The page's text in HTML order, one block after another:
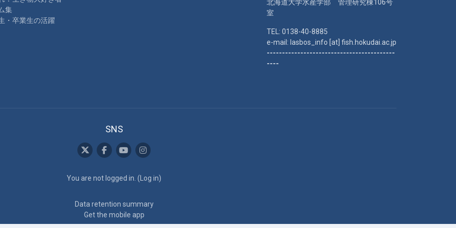
集
・卒業生の活躍
北海道大学水産学部 管理研究棟106号
室
TEL: 0138-40-8885
e-mail: lasbos_info [at] fish.hokudai.ac.jp
------------------------------------------
----
SNS
You are not logged in. ( Log in)
Data retention summary
Get the mobile app